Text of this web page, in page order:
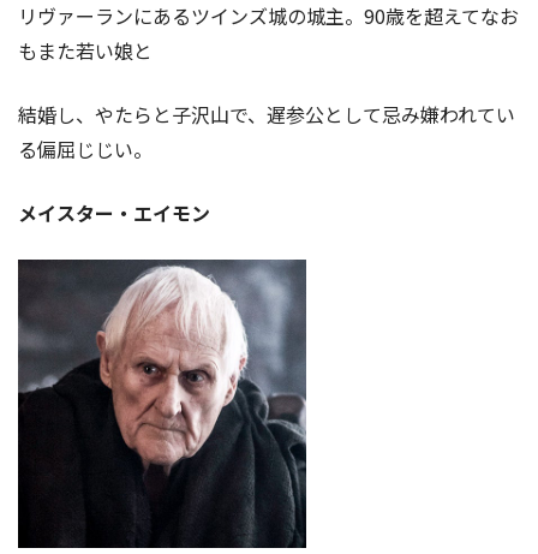
リヴァーランにあるツインズ城の城主。90歳を超えてなお
もまた若い娘と
結婚し、やたらと子沢山で、遅参公として忌み嫌われてい
る偏屈じじい。
メイスター・エイモン